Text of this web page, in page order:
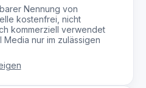
Nennung von
kostenfrei, nicht
kommerziell verwendet
nur im zulässigen